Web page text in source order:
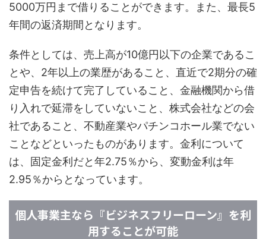
5000万円まで借りることができます。また、最長5
年間の返済期間となります。
条件としては、売上高が10億円以下の企業であるこ
とや、2年以上の業歴があること、直近で2期分の確
定申告を続けて完了していること、金融機関から借
り入れで延滞をしていないこと、株式会社などの会
社であること、不動産業やパチンコホール業でない
ことなどといったものがあります。金利について
は、固定金利だと年2.75％から、変動金利は年
2.95％からとなっています。
個人事業主なら『ビジネスフリーローン』を利
用することが可能